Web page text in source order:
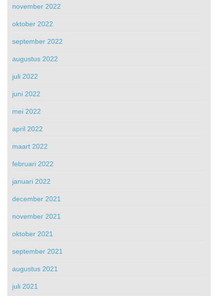
november 2022
oktober 2022
september 2022
augustus 2022
juli 2022
juni 2022
mei 2022
april 2022
maart 2022
februari 2022
januari 2022
december 2021
november 2021
oktober 2021
september 2021
augustus 2021
juli 2021